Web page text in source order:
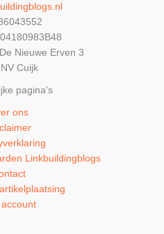
Nieuwe Erven 3
Cuijk
pagina's
ons
Linkbuildingblogs
account